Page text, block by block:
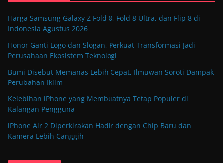
Harga Samsung Galaxy Z Fold 8, Fold 8 Ultra, dan Flip 8 di
Indonesia Agustus 2026
Honor Ganti Logo dan Slogan, Perkuat Transformasi Jadi
Perusahaan Ekosistem Teknologi
Bumi Disebut Memanas Lebih Cepat, Ilmuwan Soroti Dampak
Perubahan Iklim
Kelebihan iPhone yang Membuatnya Tetap Populer di
Kalangan Pengguna
iPhone Air 2 Diperkirakan Hadir dengan Chip Baru dan
Kamera Lebih Canggih